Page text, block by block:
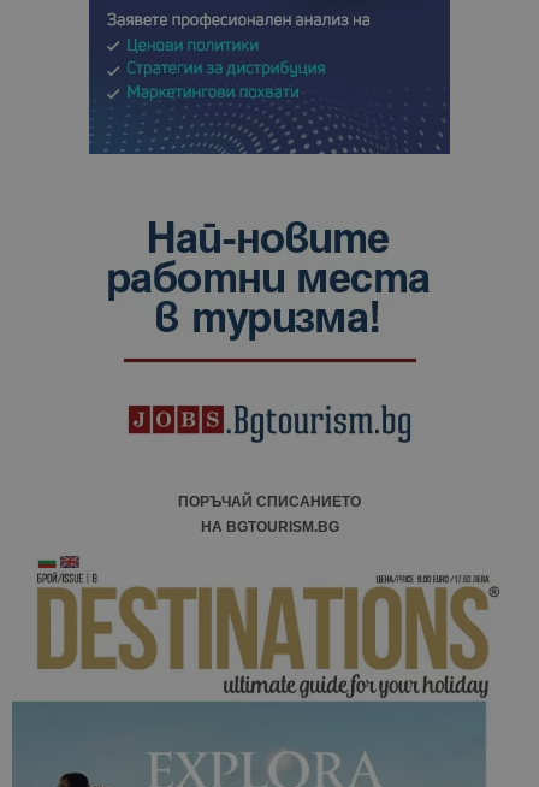
ПОРЪЧАЙ СПИСАНИЕТО
НА BGTOURISM.BG